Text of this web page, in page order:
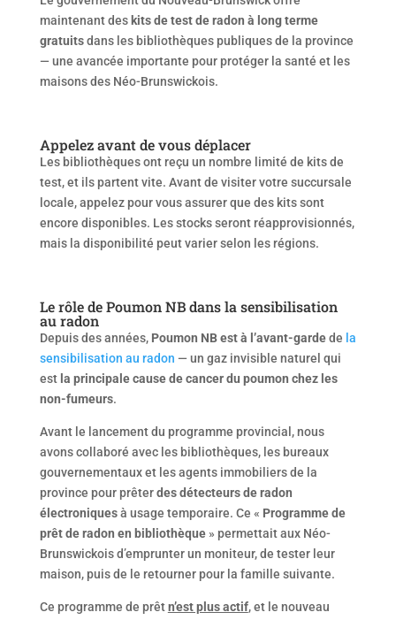
maintenant des kits de test de radon à long terme
gratuitsdans les bibliothèques publiques de la province
— une avancée importante pour protéger la santé et les
maisons des Néo-Brunswickois.
Appelez avant de vous déplacer
Les bibliothèques ont reçu un nombre limité de kits de
test, et ils partent vite. Avant de visiter votre succursale
locale,appelez pour vous assurer que des kits sont
encore disponibles. Les stocks seront réapprovisionnés,
mais la disponibilité peut varier selon les régions.
Le rôle de Poumon NB dans la sensibilisation
au radon
Depuis des années, Poumon NB est à l’avant-gardede la
sensibilisation au radon — un gaz invisible naturel qui
est la principale cause de cancer du poumon chez les
non-fumeurs.
Avant le lancement du programme provincial, nous
avons collaboré avec les bibliothèques, les bureaux
gouvernementaux et les agents immobiliers de la
province pour prêterdes détecteurs de radon
électroniquesà usage temporaire. Ce « Programme de
prêt de radon en bibliothèque » permettait aux Néo-
Brunswickois d’emprunter un moniteur, de tester leur
maison, puis de le retourner pour la famille suivante.
Ce programme de prêtn’est plus actif, et le nouveau